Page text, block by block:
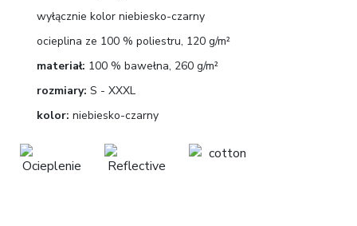
wyłącznie kolor niebiesko-czarny
ocieplina ze 100 % poliestru, 120 g/m²
materiał: 100 % bawełna, 260 g/m²
rozmiary: S - XXXL
kolor: niebiesko-czarny